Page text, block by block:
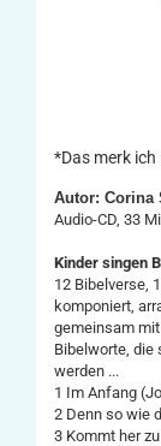
*Das merk ich
Autor: Corina
Audio-CD, 33
Kinder singen
12 Bibelverse,
komponiert,
gemeinsam mit
Bibelworte, die
werden ...
1 Im Anfang
2 Denn so wie
3 Kommt her